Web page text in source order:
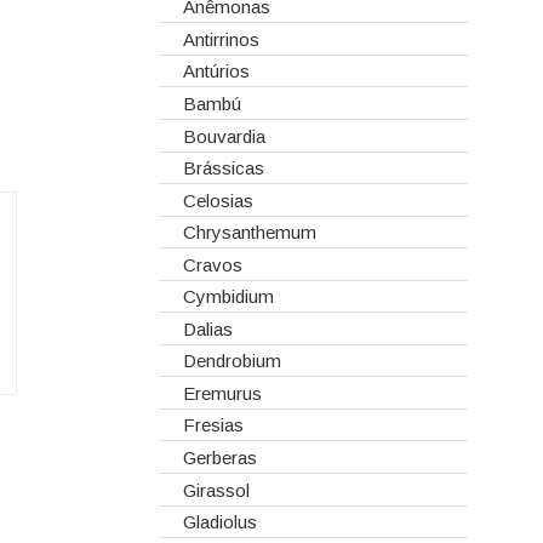
Corantes
Embalagens
Esponjas
Estruturas
Fitas
Gaiolas
Lanternas
Madeiras
Spray
Tabuleiros/Bases
Telas/Tecidos
Vidros
Dia dos Namorados
Natal
Anêmonas
Antirrinos
Antúrios
Bambú
Bouvardia
Brássicas
Celosias
Chrysanthemum
Cravos
Cymbidium
Dalias
Dendrobium
Eremurus
Fresias
Gerberas
Girassol
Gladiolus